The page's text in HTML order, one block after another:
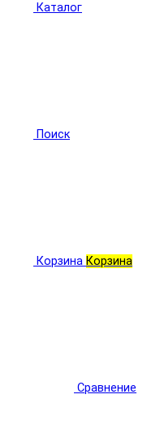
Каталог
Поиск
Корзина Корзина
Сравнение